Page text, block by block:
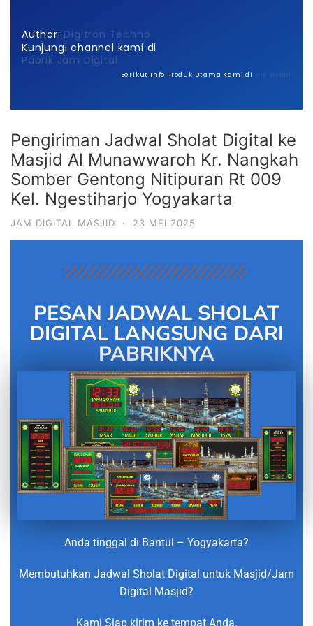
Author: Digitron Techno
Kunjungi channel kami di
Pabrik Jam Digital
Berikut Info Produk Utama Kami di wikipedia
Pengiriman Jadwal Sholat Digital ke
Masjid Al Munawwaroh Kr. Nangkah
Somber Gentong Nitipuran Rt 009
Kel. Ngestiharjo Yogyakarta
JAM DIGITAL MASJID · 23 MEI 2025
PESAN JADWAL SHOLAT
DIGITAL LANGSUNG DARI
PABRIKNYA
Anda tinggal di Bantul – Yogyakarta?
Membutuhkan Jadwal Sholat Digital untuk Masjid/Jam
Digital Masjid?
Kami Siap kirim ke tempat Anda.